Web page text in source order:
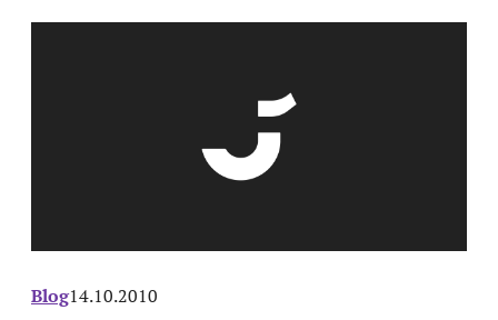
Blog14.10.2010